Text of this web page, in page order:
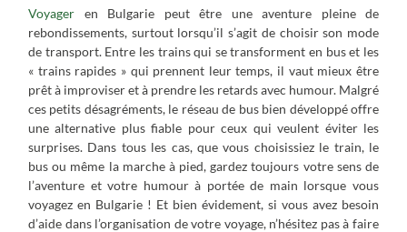
Voyager en Bulgarie peut être une aventure pleine de
rebondissements, surtout lorsqu’il s’agit de choisir son mode
de transport. Entre les trains qui se transforment en bus et les
« trains rapides » qui prennent leur temps, il vaut mieux être
prêt à improviser et à prendre les retards avec humour. Malgré
ces petits désagréments, le réseau de bus bien développé offre
une alternative plus fiable pour ceux qui veulent éviter les
surprises. Dans tous les cas, que vous choisissiez le train, le
bus ou même la marche à pied, gardez toujours votre sens de
l’aventure et votre humour à portée de main lorsque vous
voyagez en Bulgarie ! Et bien évidement, si vous avez besoin
d’aide dans l’organisation de votre voyage, n’hésitez pas à faire